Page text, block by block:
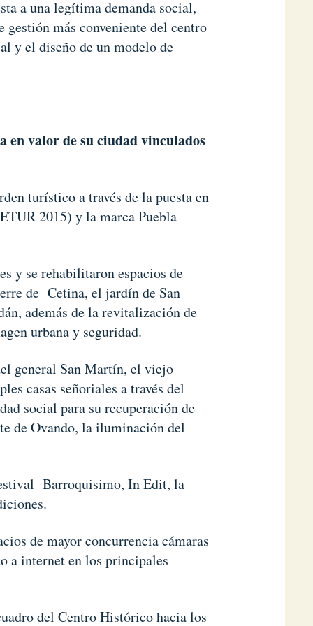
a una legítima demanda social,
más conveniente del centro
y el diseño de un modelo de
en valor de su ciudad vinculados
turístico a través de la puesta en
2015) y la marca Puebla
y se rehabilitaron espacios de
de Cetina, el jardín de San
además de la revitalización de
urbana y seguridad.
general San Martín, el viejo
casas señoriales a través del
social para su recuperación de
de Ovando, la iluminación del
Barroquisimo, In Edit, la
de mayor concurrencia cámaras
a internet en los principales
del Centro Histórico hacia los